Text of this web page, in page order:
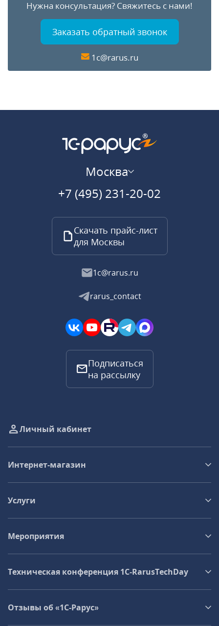
Нужна консультация? Свяжитесь с нами!
Заказать обратный звонок
1c@rarus.ru
Москва
+7 (495) 231-20-02
Скачать прайс-лист
для Москвы
1c@rarus.ru
rarus_contact
Подписаться
на рассылку
Личный кабинет
Интернет-магазин
Услуги
Мероприятия
Техническая конференция 1C‑RarusTechDay
Отзывы об «1С-Рарус»